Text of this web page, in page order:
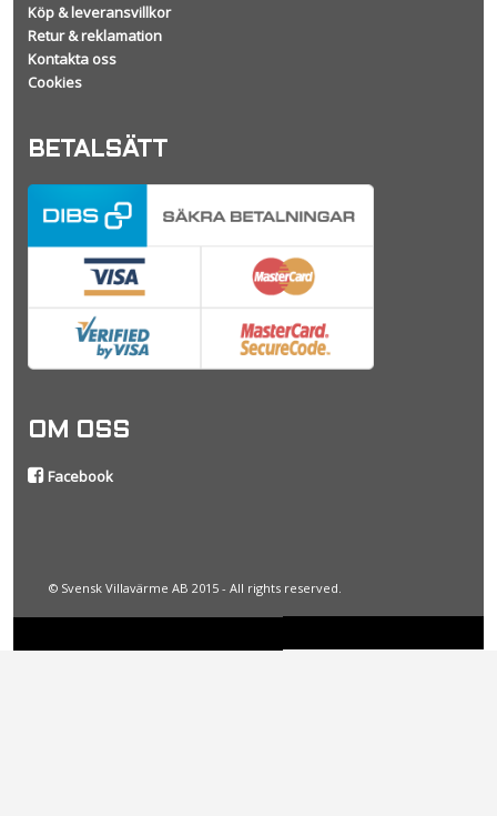
Köp & leveransvillkor
Retur & reklamation
Kontakta oss
Cookies
BETALSÄTT
OM OSS
Facebook
© Svensk Villavärme AB 2015 - All rights reserved.